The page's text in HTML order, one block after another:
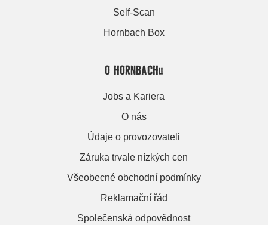
Self-Scan
Hornbach Box
O HORNBACHu
Jobs a Kariera
O nás
Údaje o provozovateli
Záruka trvale nízkých cen
Všeobecné obchodní podmínky
Reklamační řád
Společenská odpovědnost